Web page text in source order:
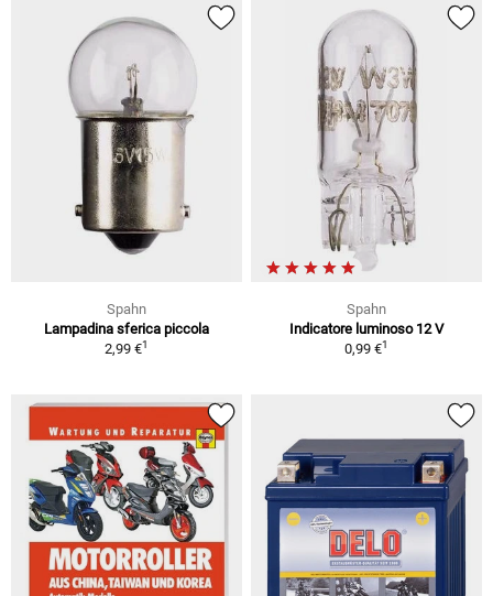
Spahn
Lampadina sferica piccola
2,99 €1
Spahn
Indicatore luminoso 12 V
0,99 €1